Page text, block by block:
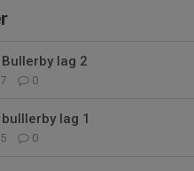
lag 2
0
lag 1
0